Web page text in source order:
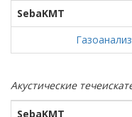
SebaKMT
Акустические
SebaKMT